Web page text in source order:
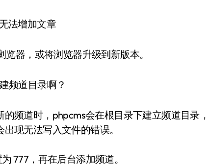
法增加文章
器，或将浏览器升级到新版本。
频道目录啊？
频道时，phpcms会在根目录下建立频道目录，
现无法写入文件的错误。
777，再在后台添加频道。